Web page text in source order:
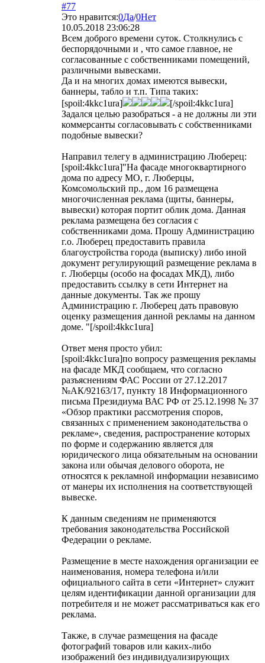
#77
Это нравится:0Да/0Нет
10.05.2018 23:06:28
Всем доброго времени суток. Столкнулись с
беспорядочными и , что самое главное, не
согласованные с собственниками помещений,
различными вывесками.
Да и на многих домах имеются вывески,
баннеры, табло и т.п. Типа таких:
[spoil:4kkc1ura]
[/spoil:4kkc1ura]
Задался целью разобраться - а не должны ли эти
коммерсанты согласовывать с собственниками
подобные вывески?
Направил телегу в администрацию Люберец:
[spoil:4kkc1ura]"На фасаде многоквартирного
дома по адресу МО, г. Люберцы,
Комсомольский пр., дом 16 размещена
многочисленная реклама (щиты, баннеры,
вывески) которая портит облик дома. Данная
реклама размещена без согласия с
собственниками дома. Прошу Администрацию
г.о. Люберец предоставить правила
благоустройства города (выписку) либо иной
документ регулирующий размещение реклама в
г. Люберцы (особо на фосадах МКД), либо
предоставить ссылку в сети Интернет на
данные документы. Так же прошу
Администрацию г. Люберец дать правовую
оценку размещения данной рекламы на данном
доме. "[/spoil:4kkc1ura]
Ответ меня просто убил:
[spoil:4kkc1ura]по вопросу размещения рекламы
на фасаде МКД сообщаем, что согласно
разъяснениям ФАС России от 27.12.2017
№АК/92163/17, пункту 18 Информационного
письма Президиума ВАС РФ от 25.12.1998 № 37
«Обзор практики рассмотрения споров,
связанных с применением законодательства о
рекламе», сведения, распространение которых
по форме и содержанию является для
юридического лица обязательным на основании
закона или обычая делового оборота, не
относятся к рекламной информации независимо
от манеры их исполнения на соответствующей
вывеске.
К данным сведениям не применяются
требования законодательства Российской
Федерации о рекламе.
Размещение в месте нахождения организации ее
наименования, номера телефона и/или
официального сайта в сети «Интернет» служит
целям идентификации данной организации для
потребителя и не может рассматриваться как его
реклама.
Также, в случае размещения на фасаде
фотографий товаров или каких-либо
изображений без индивидуализирующих